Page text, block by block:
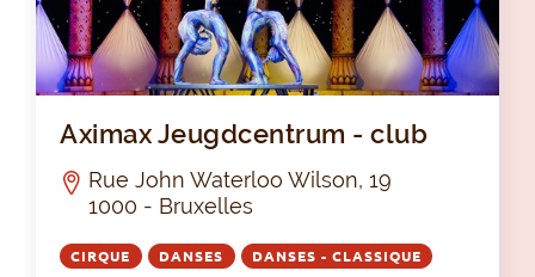
Aximax Jeugdcentrum - club
Rue John Waterloo Wilson, 19
1000 - Bruxelles
CIRQUE DANSES DANSES - CLASSIQUE